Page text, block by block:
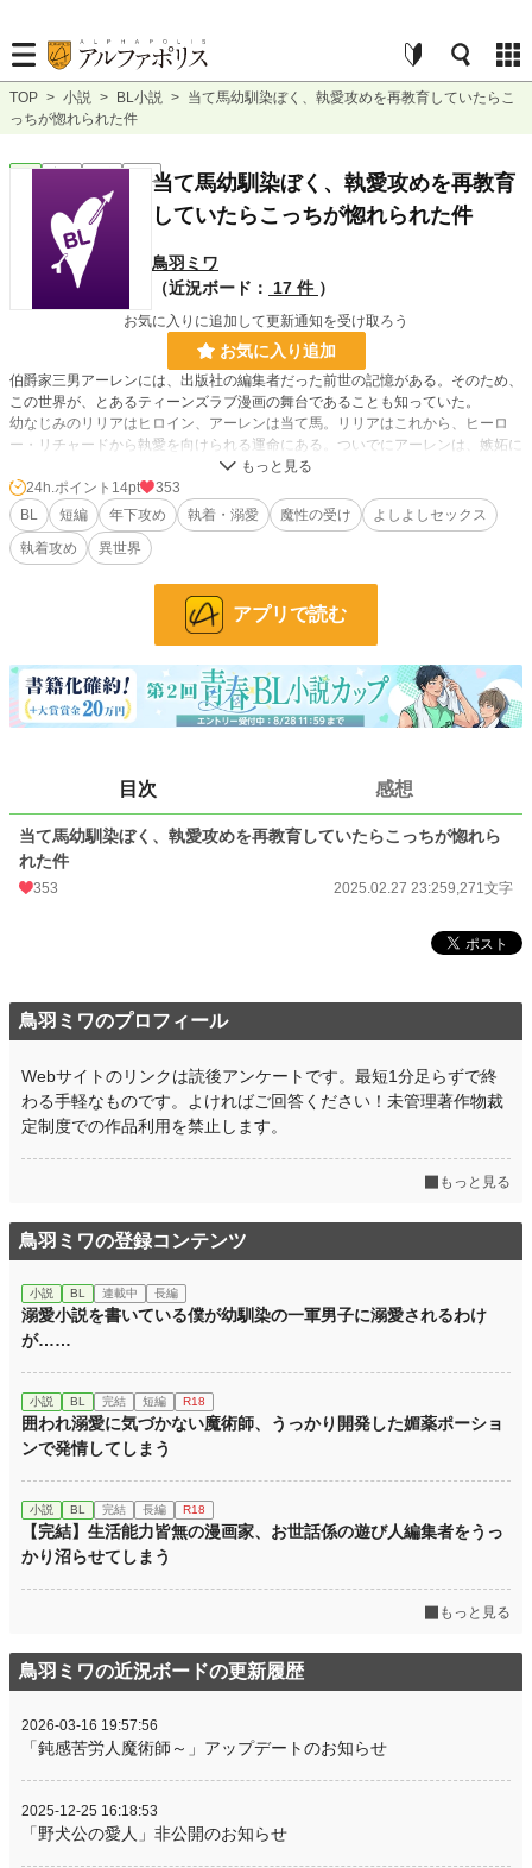
TOP > 小説 > BL小説 > 当て馬幼馴染ぼく、執愛攻めを再教育していたらこ
っちが惚れられた件
BL 完結 短編
当て馬幼馴染ぼく、執愛攻めを再教育
していたらこっちが惚れられた件
鳥羽ミワ
（近況ボード：
17 件 ）
お気に入りに追加して更新通知を受け取ろう
お気に入り追加
伯爵家三男アーレンには、出版社の編集者だった前世の記憶がある。そのため、
この世界が、とあるティーンズラブ漫画の舞台であることも知っていた。
幼なじみのリリアはヒロイン、アーレンは当て馬。リリアはこれから、ヒーロ
ー・リチャードから執愛を向けられる運命にある。ついでにアーレンは、嫉妬に
狂ったリチャードから殺される運命にある！
そんなの、受け入れられるはずがない。アーレンは、リチャードの健全な精神を
育もうとあれこれ構い倒した。その成果もあって、リチャードは心身ともに健康
な青年に育つ。だけどある日、怖い顔でリリアとの関係を尋ねられて……。
アーレンは、リチャードの嫉妬を恐れて彼を避ける。だけどこのままじゃダメ
「俺から逃げようだなんて許さない」
あれ、これ僕に執着してる！？ 混乱するアーレンをよそに、リチャードは甘く
鈍感おひとよし年上受け vs. 執愛さみしがり年下攻め。今、おひとよし渾身のよ
しよしセックスが幕を開ける――。
小説 30,096 位 / 228,785 件
BL
更新日時 2025.02.27 23:25
初回公開日時 2025.02.27 23:25
初回完結日時 2025.02.27 23:25
年間ポイント 12,820 pt (26,913 位)
24h.ポイント 14pt
353
BL
短編 年下攻め 執着・溺愛 魔性の受け
よしよしセックス
執着攻め
異世界
アプリで読む
目次 感想
当て馬幼馴染ぼく、執愛攻めを再教育していたらこっちが惚れら
れた件
353 2025.02.27 23:259,271文字
鳥羽ミワのプロフィール
Webサイトのリンクは読後アンケートです。最短1分足らずで終
わる手軽なものです。よければご回答ください！未管理著作物裁
定制度での作品利用を禁止します。
もっと見る
鳥羽ミワの登録コンテンツ
小説 BL 連載中 長編
溺愛小説を書いている僕が幼馴染の一軍男子に溺愛されるわけ
が……
小説 BL 完結 短編 R18
囲われ溺愛に気づかない魔術師、うっかり開発した媚薬ポーショ
ンで発情してしまう
小説 BL 完結 長編 R18
【完結】生活能力皆無の漫画家、お世話係の遊び人編集者をうっ
かり沼らせてしまう
もっと見る
鳥羽ミワの近況ボードの更新履歴
2026-03-16 19:57:56
「鈍感苦労人魔術師～」アップデートのお知らせ
2025-12-25 16:18:53
「野犬公の愛人」非公開のお知らせ